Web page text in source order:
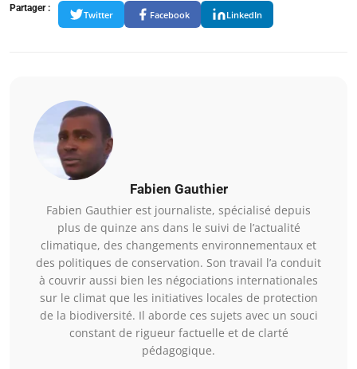
Partager :
Twitter Facebook LinkedIn
Fabien Gauthier
Fabien Gauthier est journaliste, spécialisé depuis
plus de quinze ans dans le suivi de l’actualité
climatique, des changements environnementaux et
des politiques de conservation. Son travail l’a conduit
à couvrir aussi bien les négociations internationales
sur le climat que les initiatives locales de protection
de la biodiversité. Il aborde ces sujets avec un souci
constant de rigueur factuelle et de clarté
pédagogique.